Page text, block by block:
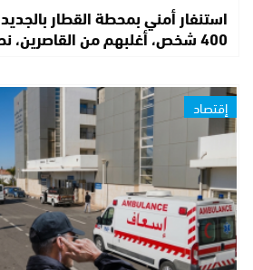
استنفار أمني بمحطة القطار
400 شخص، أغلبهم من القاصرين، نحو…
إقتصاد